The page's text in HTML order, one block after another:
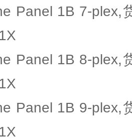
Panel 1B 7-plex,
Panel 1B 8-plex,
Panel 1B 9-plex,